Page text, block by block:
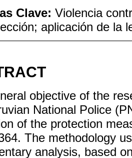
Clave: Violencia
aplicación de la
objective of the
National Police
of the protection
The methodology
analysis, based